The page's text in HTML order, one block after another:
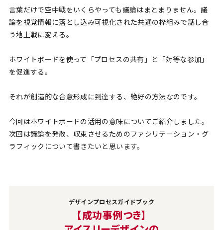
言葉だけで空中戦をいくらやっても議論はまとまりません。議
論を視覚情報に落とし込み可視化された共通の枠組みで話し合
う地上戦に変える。
ホワイトボードを使って「プロセスの共有」と「対等な参加」
を促進する。
それが創造的な合意形成に到達する、絶好の方法なのです。
今回はホワイトボードの活用の意味についてご紹介しました。
次回は議論を発散、収束させるためのファシリテーション・グ
ラフィックについて書きたいと思います。
デザインプロセスガイドブック
【成功事例つき】